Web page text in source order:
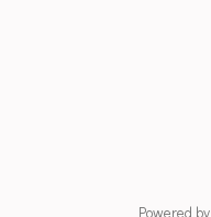
Powered by